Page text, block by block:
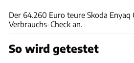
Der 64.260 Euro teure Skoda
Verbrauchs-Check an.
So wird getestet